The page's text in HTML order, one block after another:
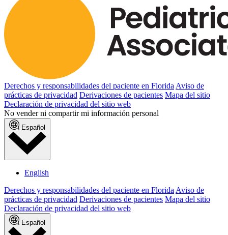
Derechos y responsabilidades del paciente en Florida Aviso de
prácticas de privacidad Derivaciones de pacientes Mapa del sitio
Declaración de privacidad del sitio web
No vender ni compartir mi información personal
Español
English
Derechos y responsabilidades del paciente en FloridaAviso de
prácticas de privacidad Derivaciones de pacientes Mapa del sitio
Declaración de privacidad del sitio web
Español